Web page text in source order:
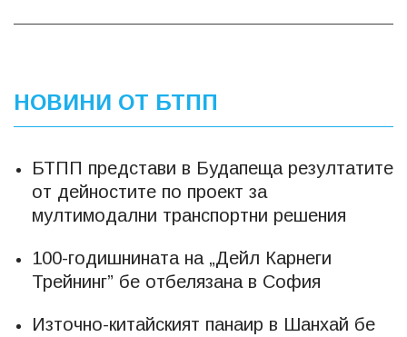
НОВИНИ ОТ БТПП
БТПП представи в Будапеща резултатите
от дейностите по проект за
мултимодални транспортни решения
100-годишнината на „Дейл Карнеги
Трейнинг” бе отбелязана в София
Източно-китайският панаир в Шанхай бе